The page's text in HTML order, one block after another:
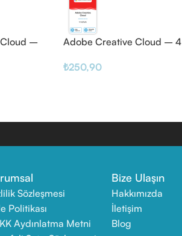
–
Adobe Creative Cloud – 4
₺250,90
Sözleşmesi
Politikası
Aydınlatma Metni
Bize Ulaşın
Hakkımızda
İletişim
Blog